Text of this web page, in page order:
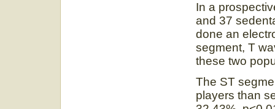
In a
and 37
done an
segment, T
these two
The ST
players than